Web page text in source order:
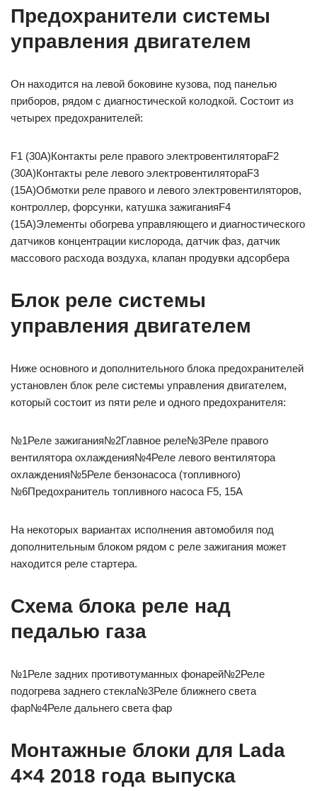
Предохранители системы
управления двигателем
Он находится на левой боковине кузова, под панелью
приборов, рядом с диагностической колодкой. Состоит из
четырех предохранителей:
F1 (30A)Контакты реле правого электровентилятораF2
(30A)Контакты реле левого электровентилятораF3
(15A)Обмотки реле правого и левого электровентиляторов,
контроллер, форсунки, катушка зажиганияF4
(15A)Элементы обогрева управляющего и диагностического
датчиков концентрации кислорода, датчик фаз, датчик
массового расхода воздуха, клапан продувки адсорбера
Блок реле системы
управления двигателем
Ниже основного и дополнительного блока предохранителей
установлен блок реле системы управления двигателем,
который состоит из пяти реле и одного предохранителя:
№1Реле зажигания№2Главное реле№3Реле правого
вентилятора охлаждения№4Реле левого вентилятора
охлаждения№5Реле бензонасоса (топливного)
№6Предохранитель топливного насоса F5, 15A
На некоторых вариантах исполнения автомобиля под
дополнительным блоком рядом с реле зажигания может
находится реле стартера.
Схема блока реле над
педалью газа
№1Реле задних противотуманных фонарей№2Реле
подогрева заднего стекла№3Реле ближнего света
фар№4Реле дальнего света фар
Монтажные блоки для Lada
4×4 2018 года выпуска